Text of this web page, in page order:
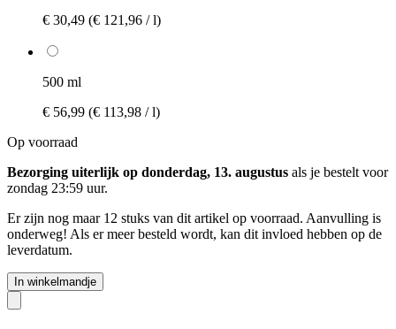
€ 30,49 (€ 121,96 / l)
500 ml
€ 56,99 (€ 113,98 / l)
Op voorraad
Bezorging uiterlijk op donderdag, 13. augustus als je bestelt voor
zondag 23:59 uur.
Er zijn nog maar 12 stuks van dit artikel op voorraad. Aanvulling is
onderweg! Als er meer besteld wordt, kan dit invloed hebben op de
leverdatum.
In winkelmandje